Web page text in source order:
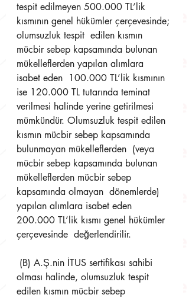
tespit edilmeyen 500.000 TL’lik
kısmının genel hükümler çerçevesinde;
olumsuzluk tespit  edilen kısmın
mücbir sebep kapsamında bulunan
mükelleflerden yapılan alımlara
isabet eden  100.000 TL’lik kısmının
ise 120.000 TL tutarında teminat
verilmesi halinde yerine getirilmesi
mümkündür. Olumsuzluk tespit edilen
kısmın mücbir sebep kapsamında
bulunmayan mükelleflerden  (veya
mücbir sebep kapsamında bulunan
mükelleflerden mücbir sebep
kapsamında olmayan  dönemlerde)
yapılan alımlara isabet eden
200.000 TL’lik kısmı genel hükümler
çerçevesinde  değerlendirilir.
olması halinde, olumsuzluk tespit
edilen kısmın mücbir sebep